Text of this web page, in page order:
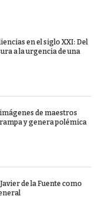
en el siglo XXI: Del
a la urgencia de una
de maestros
y genera polémica
de la Fuente como